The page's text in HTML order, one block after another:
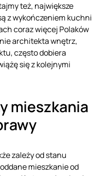
też, największe
z wykończeniem kuchni
coraz więcej Polaków
architekta wnętrz,
często dobiera
się z kolejnymi
mieszkania
zależy od stanu
mieszkanie od